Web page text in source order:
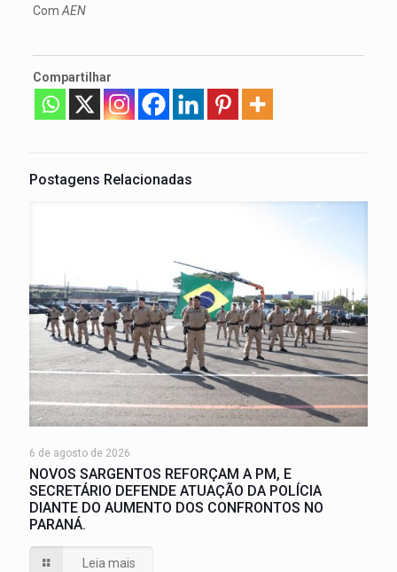
Com AEN
Compartilhar
Postagens Relacionadas
6 de agosto de 2026
NOVOS SARGENTOS REFORÇAM A PM, E
SECRETÁRIO DEFENDE ATUAÇÃO DA POLÍCIA
DIANTE DO AUMENTO DOS CONFRONTOS NO
PARANÁ.
Leia mais